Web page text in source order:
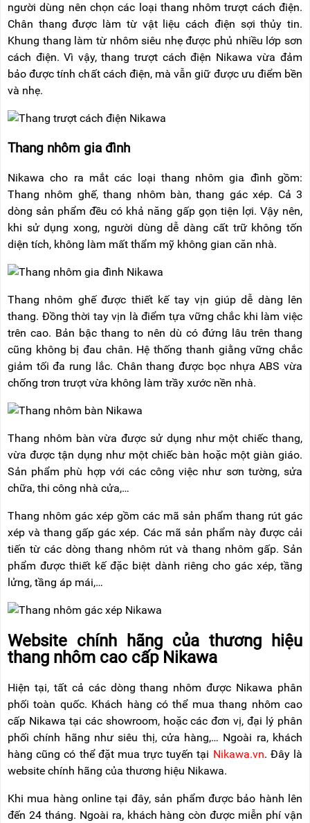
người dùng nên chọn các loại thang nhôm trượt cách điện.
Chân thang được làm từ vật liệu cách điện sợi thủy tin.
Khung thang làm từ nhôm siêu nhẹ được phủ nhiều lớp sơn
cách điện. Vì vậy, thang trượt cách điện Nikawa vừa đảm
bảo được tính chất cách điện, mà vẫn giữ được ưu điểm bền
và nhẹ.
Thang nhôm gia đình
Nikawa cho ra mắt các loại thang nhôm gia đình gồm:
Thang nhôm ghế, thang nhôm bàn, thang gác xép. Cả 3
dòng sản phẩm đều có khả năng gấp gọn tiện lợi. Vậy nên,
khi sử dụng xong, người dùng dễ dàng cất trữ không tốn
diện tích, không làm mất thẩm mỹ không gian căn nhà.
Thang nhôm ghế được thiết kế tay vịn giúp dễ dàng lên
thang. Đồng thời tay vịn là điểm tựa vững chắc khi làm việc
trên cao. Bản bậc thang to nên dù có đứng lâu trên thang
cũng không bị đau chân. Hệ thống thanh giằng vững chắc
giảm tối đa rung lắc. Chân thang được bọc nhựa ABS vừa
chống trơn trượt vừa không làm trầy xước nền nhà.
Thang nhôm bàn vừa được sử dụng như một chiếc thang,
vừa được tận dụng như một chiếc bàn hoặc một giàn giáo.
Sản phẩm phù hợp với các công việc như sơn tường, sửa
chữa, thi công nhà cửa,…
Thang nhôm gác xép gồm các mã sản phẩm thang rút gác
xép và thang gấp gác xép. Các mã sản phẩm này được cải
tiến từ các dòng thang nhôm rút và thang nhôm gấp. Sản
phẩm được thiết kế đặc biệt dành riêng cho gác xép, tầng
lửng, tầng áp mái,…
Website chính hãng của thương hiệu
thang nhôm cao cấp Nikawa
Hiện tại, tất cả các dòng thang nhôm được Nikawa phân
phối toàn quốc. Khách hàng có thể mua thang nhôm cao
cấp Nikawa tại các showroom, hoặc các đơn vị, đại lý phân
phối chính hãng như siêu thị, cửa hàng,… Ngoài ra, khách
hàng cũng có thể đặt mua trực tuyến tại Nikawa.vn. Đây là
website chính hãng của thương hiệu Nikawa.
Khi mua hàng online tại đây, sản phẩm được bảo hành lên
đến 24 tháng. Ngoài ra, khách hàng còn được miễn phí vận